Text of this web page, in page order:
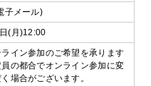
メール)
(月)12:00
イン参加のご希望を承ります
の都合でオンライン参加に変
場合がございます。